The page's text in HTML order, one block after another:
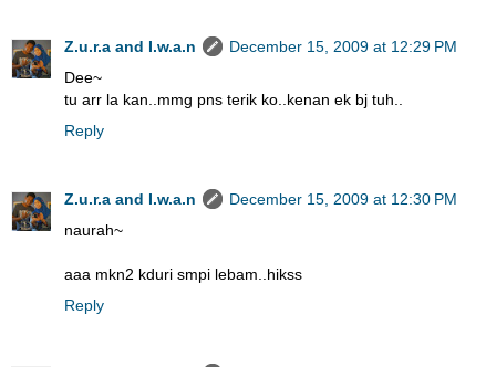
Z.u.r.a and I.w.a.n
December 15, 2009 at 12:29 PM
Dee~
tu arr la kan..mmg pns terik ko..kenan ek bj tuh..
Reply
Z.u.r.a and I.w.a.n
December 15, 2009 at 12:30 PM
naurah~
aaa mkn2 kduri smpi lebam..hikss
Reply